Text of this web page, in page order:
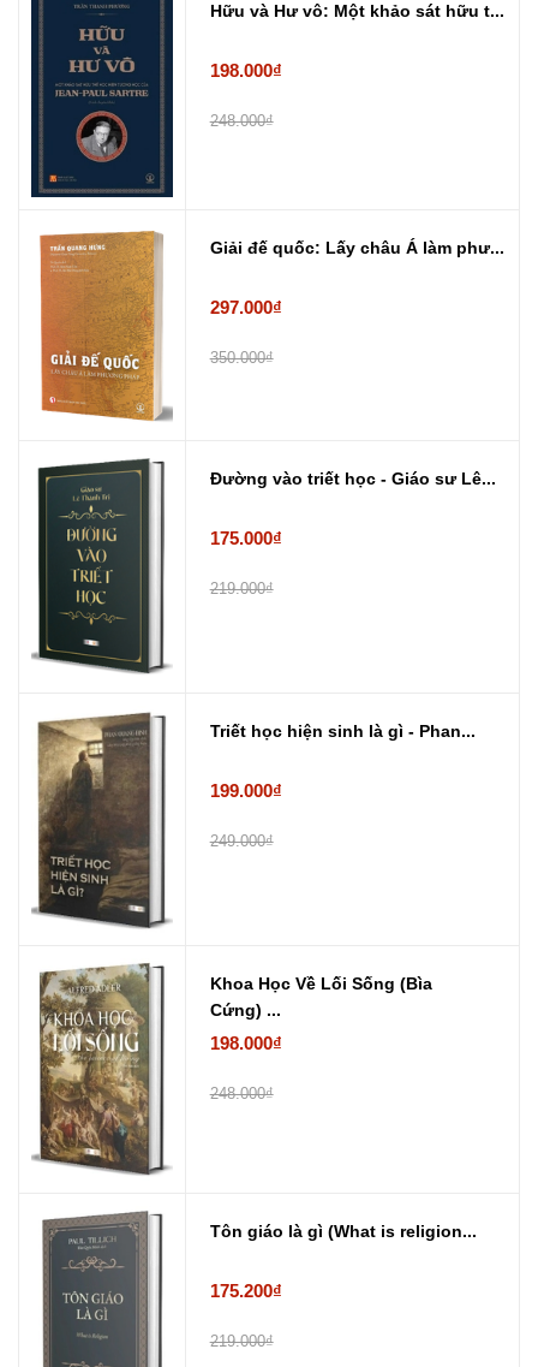
Hữu và Hư vô: Một khảo sát hữu t...
198.000₫
248.000₫
Giải đế quốc: Lấy châu Á làm phư...
297.000₫
350.000₫
Đường vào triết học - Giáo sư Lê...
175.000₫
219.000₫
Triết học hiện sinh là gì - Phan...
199.000₫
249.000₫
Khoa Học Về Lối Sống (Bìa
Cứng) ...
198.000₫
248.000₫
Tôn giáo là gì (What is religion...
175.200₫
219.000₫